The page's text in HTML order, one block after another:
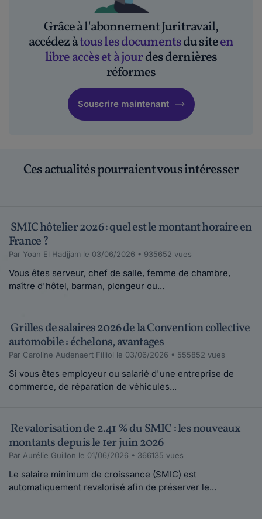
Grâce à l'abonnement Juritravail,
accédez àtous les documentsdu siteen
libre accès et à jourdes dernières
réformes
Souscrire maintenant
Ces actualités pourraient vous intéresser
SMIC hôtelier 2026 : quel est le montant horaire en
France ?
Par Yoan El Hadjjam le 03/06/2026 • 935652 vues
Vous êtes serveur, chef de salle, femme de chambre,
maître d'hôtel, barman, plongeur ou...
Grilles de salaires 2026 de la Convention collective
automobile : échelons, avantages
Par Caroline Audenaert Filliol le 03/06/2026 • 555852 vues
Si vous êtes employeur ou salarié d'une entreprise de
commerce, de réparation de véhicules...
Revalorisation de 2.41 % du SMIC : les nouveaux
montants depuis le 1er juin 2026
Par Aurélie Guillon le 01/06/2026 • 366135 vues
Le salaire minimum de croissance (SMIC) est
automatiquement revalorisé afin de préserver le...